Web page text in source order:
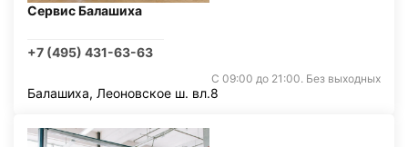
Сервис Балашиха
+7 (495) 431-63-63
С 09:00 до 21:00. Без выходных
Балашиха, Леоновское ш. вл.8